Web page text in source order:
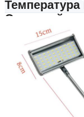
Температура
Основной
Размер:
Хвост:
Коннектор:8
Мы
для выставок
17 лет опыта,
преимущество